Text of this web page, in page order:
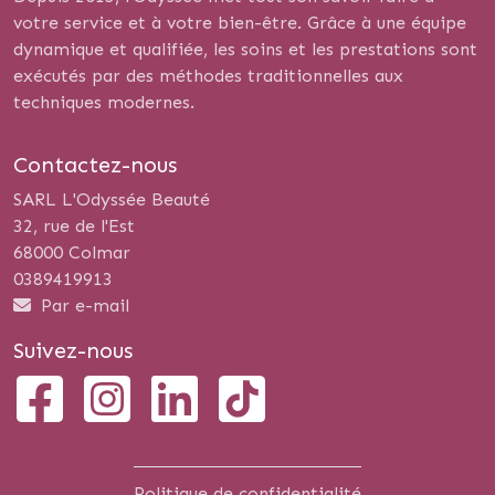
votre service et à votre bien-être. Grâce à une équipe
dynamique et qualifiée, les soins et les prestations sont
exécutés par des méthodes traditionnelles aux
techniques modernes.
Contactez-nous
SARL L'Odyssée Beauté
32, rue de l'Est
68000 Colmar
0389419913
Par e-mail
Suivez-nous